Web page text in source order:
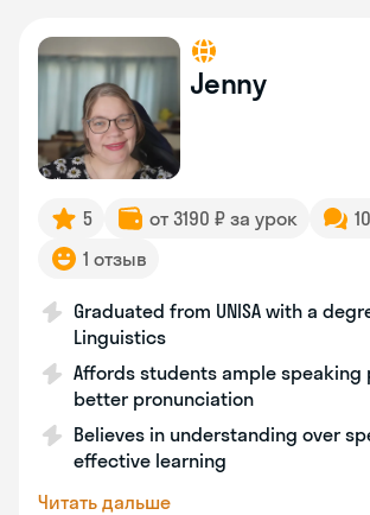
Jenny
5 от 3190 ₽ за урок
1 отзыв
Graduated from UNISA with a
Linguistics
Affords students ample
better pronunciation
Believes in understanding over
effective learning
Читать дальше